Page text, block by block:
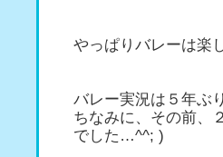
やっぱりバレーは楽
バレー実況は５年ぶ
ちなみに、その前、
でした…^^; )